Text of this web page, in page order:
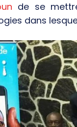
de se
dans